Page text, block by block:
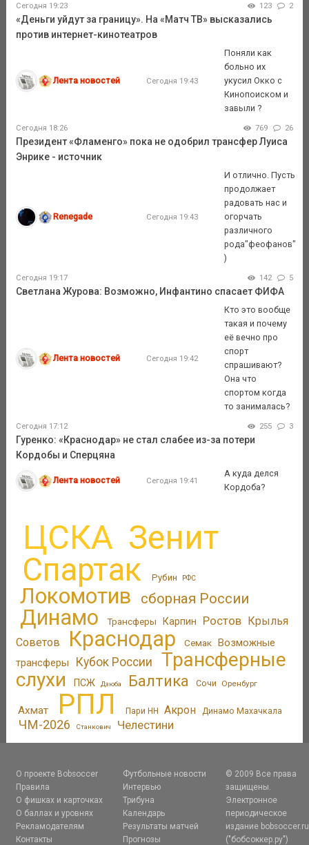
Сегодня 19:23 123 2
«Деньги уйдут за границу». На «Матч ТВ» высказались
против интернет-кинотеатров
Лента новостей Сегодня 19:43
Поняли как
больно их
укусил Окко с
Кинопоиском и
завыли ?
Сегодня 18:26 769 26
Президент «Фламенго» пока не одобрил трансфер Луиса
Энрике - источник
Renegade Сегодня 19:43
И отлично. Пусть
продолжает
радовать нас и
огорчать
различного
рода"феофанов"
)
Сегодня 19:17 142 5
Светлана Журова: Возможно, Инфантино спасает ФИФА
Лента новостей Сегодня 19:42
Кто это вообще
такая и почему
её вечно про
спорт
спрашивают?
Она что
спортом когда
то занималась?
Сегодня 17:12 255 3
Гуренко: «Краснодар» не стал слабее из-за потери
Кордобы и Сперцяна
Лента новостей Сегодня 19:41
А куда делся
Кордоба?
ЦСКА Зенит
Спартак Рубин РФС
Локомотив сборная России
Динамо Трансферы Карпин Ростов
Крылья
Советов
Краснодар Семак Возможные
трансферы
Кубок России
Трансферные
слухи
ПСЖ Дзюба Балтика Сочи Оренбург
Ахмат РПЛ Пари НН Акрон Динамо Махачкала
ЧМ-2026 Станкович Челестини
О проекте Bobsoccer
Правила
О фишках и карточках
О баллах и уровнях
Рекламодателям
Контакты
Футбольные новости
Интервью
Трибуна
Календарь
Результаты матчей
Прогнозы
© 2009 Все права
защищены.
Электронное
периодическое
издание bobsoccer.ru
("бобсоккер.ру")